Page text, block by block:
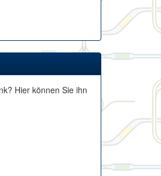
Hier können Sie ihn